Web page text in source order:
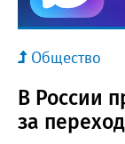
Общество
В России
за